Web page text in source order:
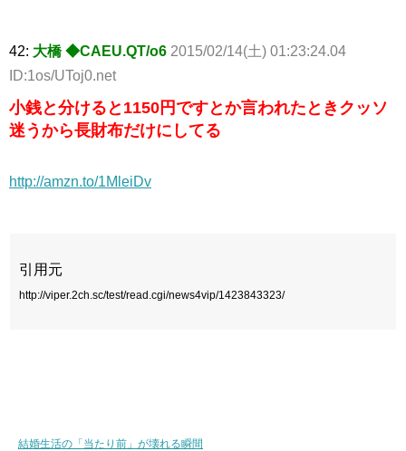
42: 大橋 ◆CAEU.QT/o6 2015/02/14(土) 01:23:24.04
ID:1os/UToj0.net
小銭と分けると1150円ですとか言われたときクッソ
迷うから長財布だけにしてる
http://amzn.to/1MleiDv
引用元
http://viper.2ch.sc/test/read.cgi/news4vip/1423843323/
結婚生活の「当たり前」が壊れる瞬間